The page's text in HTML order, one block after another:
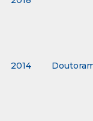
2014